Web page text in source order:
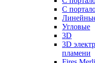
С
Угловые
3D
3D
пламени